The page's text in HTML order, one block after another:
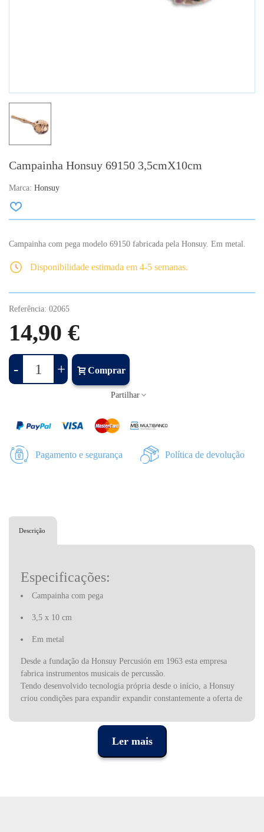
Campainha Honsuy 69150 3,5cmX10cm
Marca: Honsuy
Campainha com pega modelo 69150 fabricada pela Honsuy. Em metal.
Disponibilidade estimada em 4-5 semanas.
Referência: 02065
14,90 €
- + Comprar
Partilhar
Pagamento e segurança Política de devolução
Descrição
Especificações:
Campainha com pega
3,5 x 10 cm
Em metal
Desde a fundação da Honsuy Percusión em 1963 esta empresa
fabrica instrumentos musicais de percussão.
Tendo desenvolvido tecnologia própria desde o início, a Honsuy
criou condições para expandir expandir constantemente a oferta de
gama de instrumentos que vão desde os sofisticados tambores de
bateria ou material para banda e orquestra, até aos instrumentos
instrumentos juntamente com o design cuidadoso e qualidade,
Ler mais